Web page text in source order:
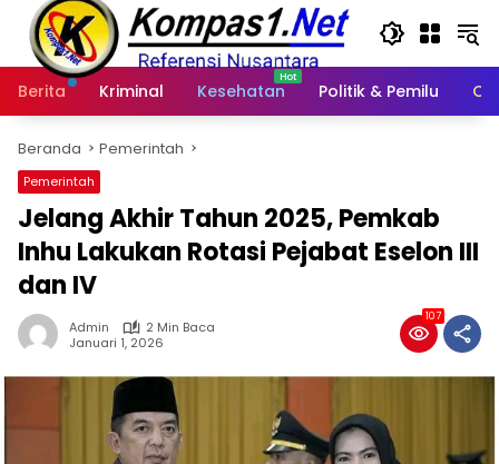
Langsung
konten
Berita
Kriminal Kesehatan Politik & Pemilu
Beranda Pemerintah
Pemerintah
Jelang Akhir Tahun 2025, Pemkab
Inhu Lakukan Rotasi Pejabat Eselon III
dan IV
Admin
2 Min Baca
Januari 1, 2026
107